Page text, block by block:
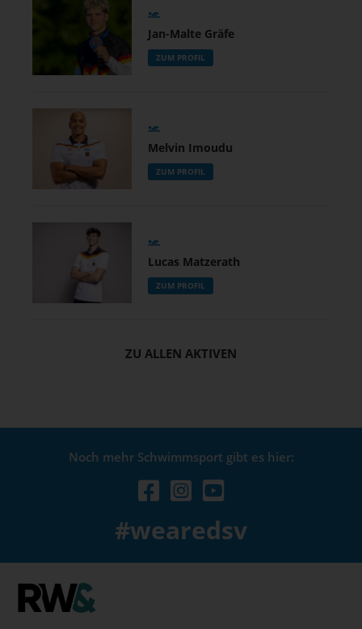
Jan-Malte Gräfe
ZUM PROFIL
Melvin Imoudu
ZUM PROFIL
Lucas Matzerath
ZUM PROFIL
ZU ALLEN AKTIVEN
Noch mehr Schwimmsport gibt es hier:
#wearedsv